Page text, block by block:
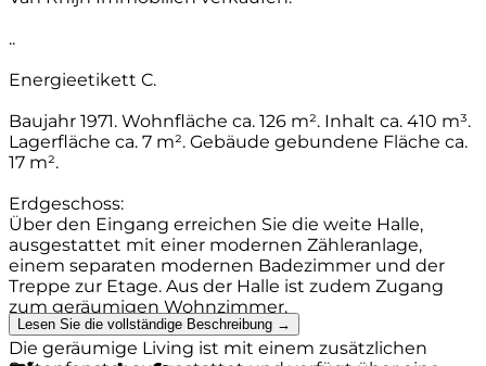
..
Energieetikett C.
Baujahr 1971. Wohnfläche ca. 126 m². Inhalt ca. 410 m³.
Lagerfläche ca. 7 m². Gebäude gebundene Fläche ca.
17 m².
Erdgeschoss:
Über den Eingang erreichen Sie die weite Halle,
ausgestattet mit einer modernen Zähleranlage,
einem separaten modernen Badezimmer und der
Treppe zur Etage. Aus der Halle ist zudem Zugang
zum geräumigen Wohnzimmer.
Die geräumige Living ist mit einem zusätzlichen
Lesen Sie die vollständige Beschreibung →